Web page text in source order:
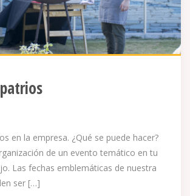
en la empresa. ¿Qué se puede hacer?
de un evento temático en tu
Las fechas emblemáticas de nuestra
ser […]